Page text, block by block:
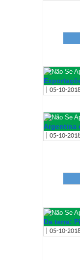
| 05-10-
Argentina
| 05-10-
Da terra:
| 05-10-